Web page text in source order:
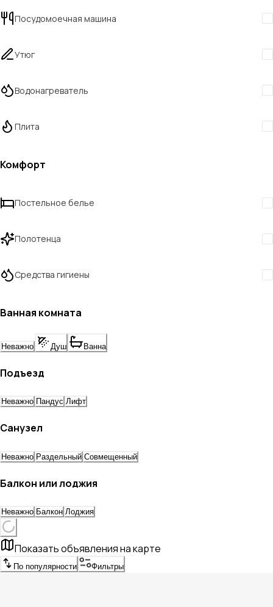
Посудомоечная машина
Утюг
Водонагреватель
Плита
Комфорт
Постельное белье
Полотенца
Средства гигиены
Ванная комната
Неважно Душ Ванна
Подъезд
Неважно Пандус Лифт
Санузел
Неважно Раздельный Совмещенный
Балкон или лоджия
Неважно Балкон Лоджия
Показать объявления на карте
По популярности Фильтры